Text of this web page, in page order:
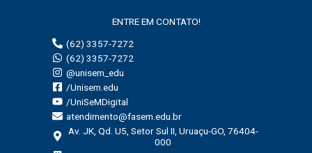
ENTRE EM CONTATO!
(62) 3357-7272
(62) 3357-7272
@unisem_edu
/Unisem.edu
/UniSeMDigital
atendimento@fasem.edu.br
Av. JK, Qd. U5, Setor Sul II, Uruaçu-GO, 76404-
000